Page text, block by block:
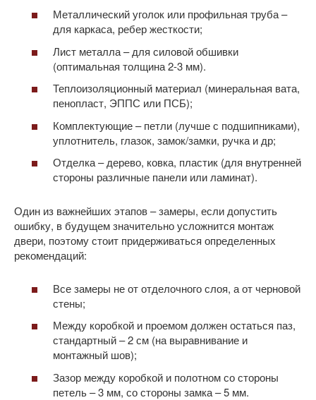
Металлический уголок или профильная труба –
для каркаса, ребер жесткости;
Лист металла – для силовой обшивки
(оптимальная толщина 2-3 мм).
Теплоизоляционный материал (минеральная вата,
пенопласт, ЭППС или ПСБ);
Комплектующие – петли (лучше с подшипниками),
уплотнитель, глазок, замок/замки, ручка и др;
Отделка – дерево, ковка, пластик (для внутренней
стороны различные панели или ламинат).
Один из важнейших этапов – замеры, если допустить
ошибку, в будущем значительно усложнится монтаж
двери, поэтому стоит придерживаться определенных
рекомендаций:
Все замеры не от отделочного слоя, а от черновой
стены;
Между коробкой и проемом должен остаться паз,
стандартный – 2 см (на выравнивание и
монтажный шов);
Зазор между коробкой и полотном со стороны
петель – 3 мм, со стороны замка – 5 мм.